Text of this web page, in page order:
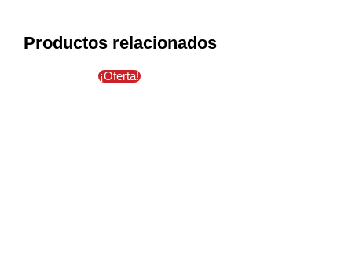
Productos relacionados
¡Oferta!